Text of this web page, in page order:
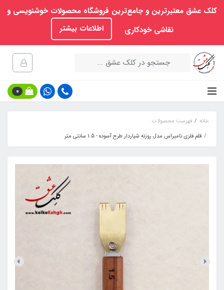
کلک عشق معتبرترین و جامع‌ترین فروشگاه محصولات خوشنویسی و
نقاشی خودکاری
اطلاعات بیشتر
0
خانه
فهرست محصولات
قلم فلزی نامیراس مدل روزنه شیاردار طرح آسوده - 1.5 سانتی متر